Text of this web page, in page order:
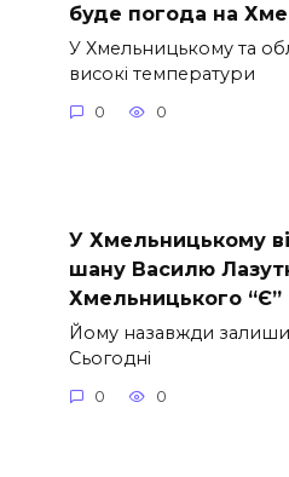
буде погода на
У Хмельницькому та
високі температури
0 0
У Хмельницькому
шану Василю
Хмельницького “Є”
Йому назавжди
Сьогодні
0 0